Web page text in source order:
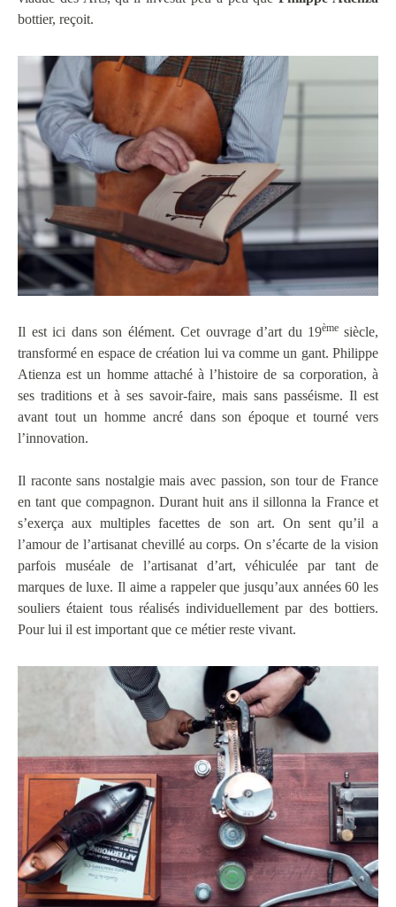
bottier, reçoit.
Il est ici dans son élément. Cet ouvrage d’art du 19èmesiècle,
transformé en espace de création lui va comme un gant. Philippe
Atienza est un homme attaché à l’histoire de sa corporation, à
ses traditions et à ses savoir-faire, mais sans passéisme. Il est
avant tout un homme ancré dans son époque et tourné vers
l’innovation.
Il raconte sans nostalgie mais avec passion, son tour de France
en tant que compagnon. Durant huit ans il sillonna la France et
s’exerça aux multiples facettes de son art. On sent qu’il a
l’amour de l’artisanat chevillé au corps. On s’écarte de la vision
parfois muséale de l’artisanat d’art, véhiculée par tant de
marques de luxe. Il aime a rappeler que jusqu’aux années 60 les
souliers étaient tous réalisés individuellement par des bottiers.
Pour lui il est important que ce métier reste vivant.